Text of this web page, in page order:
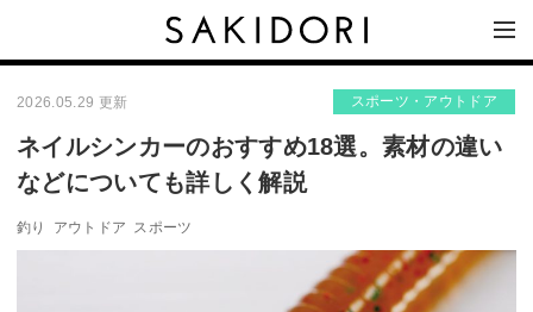
2026.05.29 更新 スポーツ・アウトドア
ネイルシンカーのおすすめ18選。素材の違い
などについても詳しく解説
釣り アウトドア スポーツ